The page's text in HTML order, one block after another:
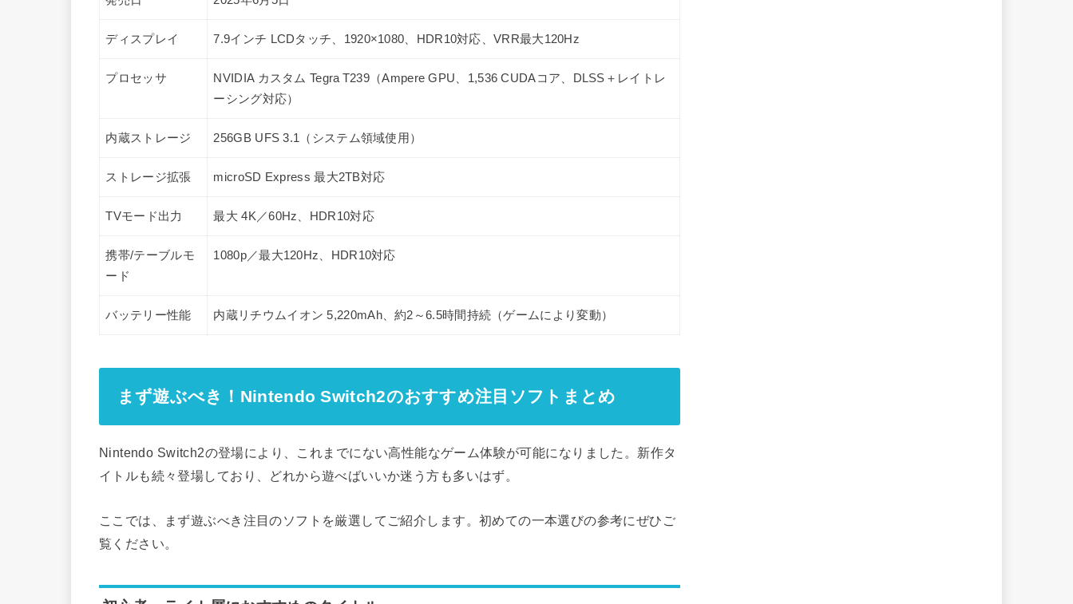
ディスプレイ 7.9インチ LCDタッチ、1920×1080、HDR10対応、VRR最大120Hz
プロセッサ
NVIDIA カスタム Tegra T239（Ampere GPU、1,536 CUDAコア、DLSS＋レイトレ
ーシング対応）
内蔵ストレージ 256GB UFS 3.1（システム領域使用）
ストレージ拡張 microSD Express 最大2TB対応
TVモード出力 最大 4K／60Hz、HDR10対応
携帯/テーブルモ
ード
1080p／最大120Hz、HDR10対応
バッテリー性能 内蔵リチウムイオン 5,220mAh、約2～6.5時間持続（ゲームにより変動）
まず遊ぶべき！Nintendo Switch2のおすすめ注目ソフトまとめ
Nintendo Switch2の登場により、これまでにない高性能なゲーム体験が可能になりました。新作タ
イトルも続々登場しており、どれから遊べばいいか迷う方も多いはず。
ここでは、まず遊ぶべき注目のソフトを厳選してご紹介します。初めての一本選びの参考にぜひご
覧ください。